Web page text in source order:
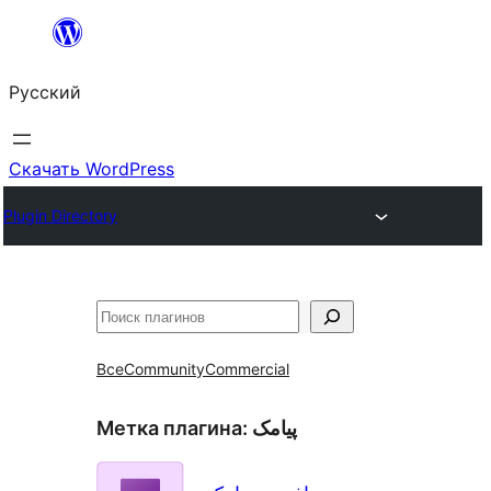
Перейти
содержимому
Русский
Скачать WordPress
Plugin Directory
Поиск
ВсеCommunityCommercial
Метка плагина: پیامک